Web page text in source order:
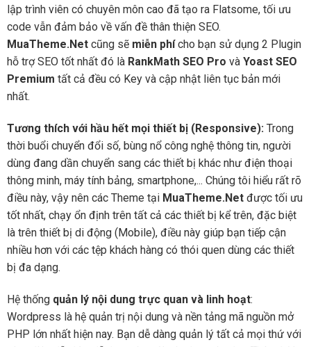
lập trình viên có chuyên môn cao đã tạo ra Flatsome, tối ưu
code vẫn đảm bảo về vấn đề thân thiện SEO.
MuaTheme.Net cũng sẽ miễn phícho bạn sử dụng 2 Plugin
hỗ trợ SEO tốt nhất đó là RankMath SEO Pro và Yoast SEO
Premium tất cả đều có Key và cập nhật liên tục bản mới
nhất.
Tương thích với hầu hết mọi thiết bị (Responsive): Trong
thời buổi chuyển đổi số, bùng nổ công nghệ thông tin, người
dùng đang dần chuyển sang các thiết bị khác như điện thoại
thông minh, máy tính bảng, smartphone,... Chúng tôi hiểu rất rõ
điều này, vậy nên các Theme tại MuaTheme.Net được tối ưu
tốt nhất, chạy ổn định trên tất cả các thiết bị kể trên, đặc biệt
là trên thiết bị di động (Mobile), điều này giúp bạn tiếp cận
nhiều hơn với các tệp khách hàng có thói quen dùng các thiết
bị đa dạng.
Hệ thống quản lý nội dung trực quan và linh hoạt:
Wordpress là hệ quản trị nội dung và nền tảng mã nguồn mở
PHP lớn nhất hiện nay. Bạn dễ dàng quản lý tất cả mọi thứ với